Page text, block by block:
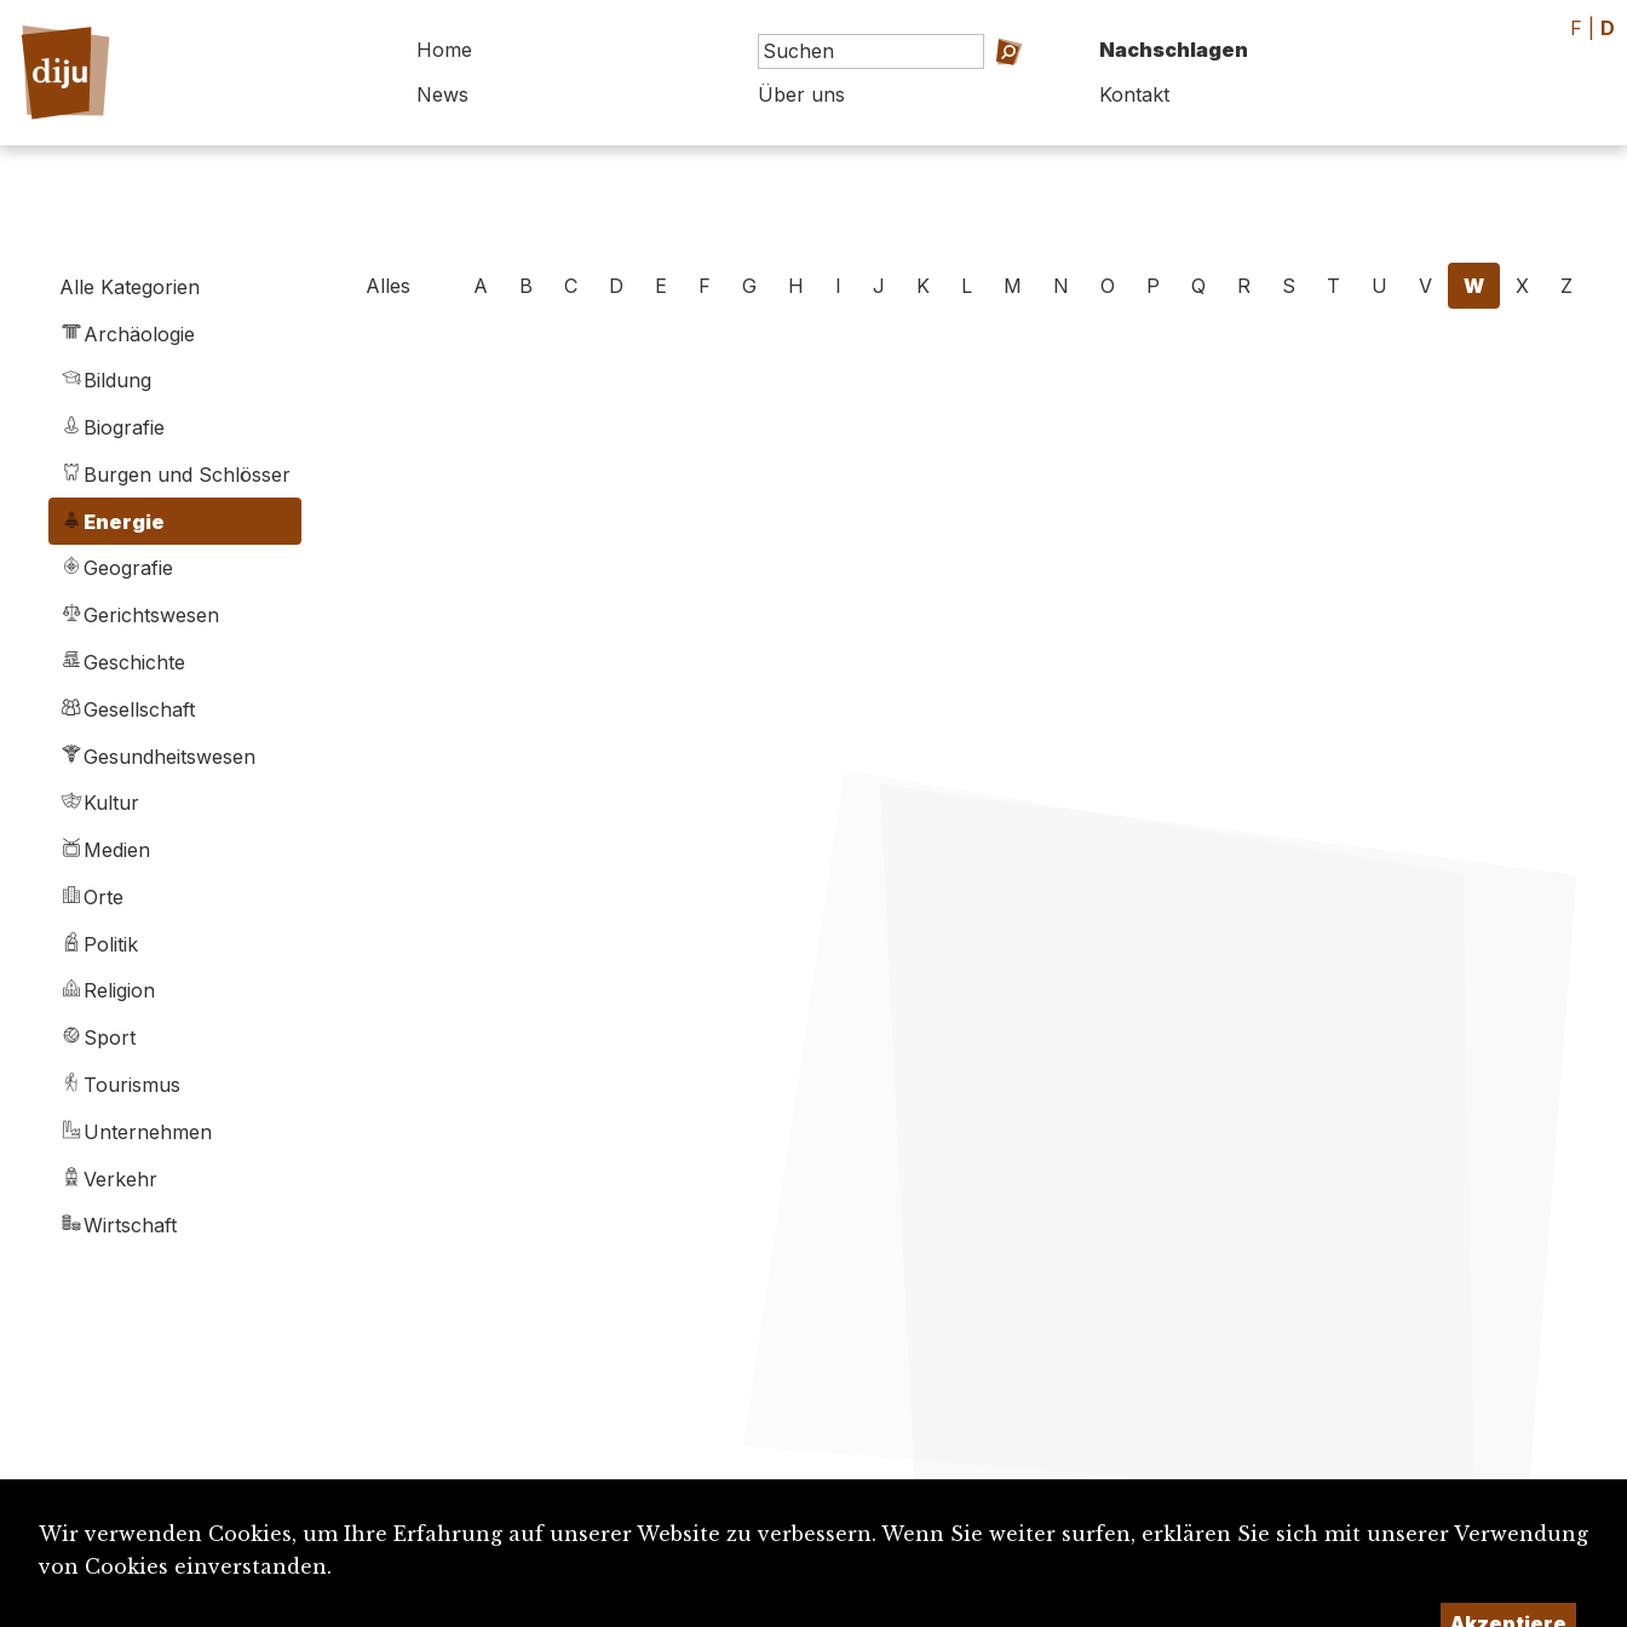
Home
Nachschlagen
News
Über uns Kontakt
F D
Alle Kategorien
Archäologie
Bildung
Biografie
Burgen und Schlösser
Energie
Geografie
Gerichtswesen
Geschichte
Gesellschaft
Gesundheitswesen
Kultur
Medien
Orte
Politik
Religion
Sport
Tourismus
Unternehmen
Verkehr
Wirtschaft
Alles A B C D E F G H I J K L M N O P Q R S T U V W X Z
Wir verwenden Cookies, um Ihre Erfahrung auf unserer Website zu verbessern. Wenn Sie weiter surfen, erklären Sie sich mit unserer Verwendung
von Cookies einverstanden.